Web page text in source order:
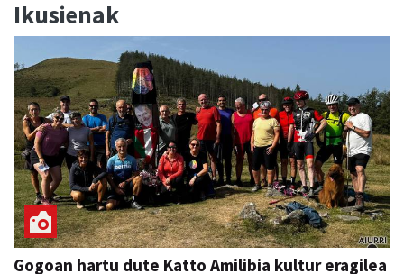
Ikusienak
Gogoan hartu dute Katto Amilibia kultur eragilea